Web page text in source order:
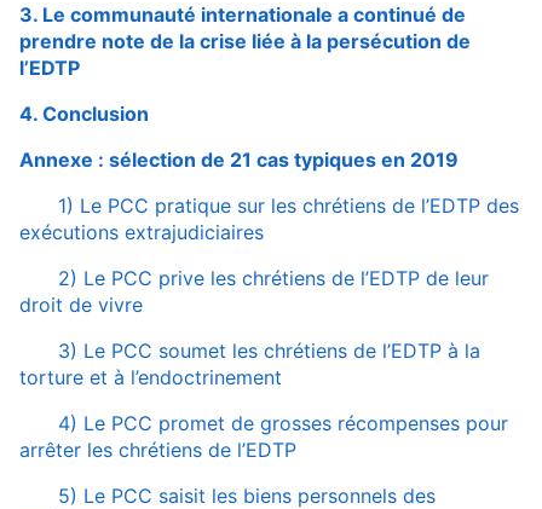
3. Le communauté internationale a continué de
prendre note de la crise liée à la persécution de
l’EDTP
4. Conclusion
Annexe : sélection de 21 cas typiques en 2019
1) Le PCC pratique sur les chrétiens de l’EDTP des
exécutions extrajudiciaires
2) Le PCC prive les chrétiens de l’EDTP de leur
droit de vivre
3) Le PCC soumet les chrétiens de l’EDTP à la
torture et à l’endoctrinement
4) Le PCC promet de grosses récompenses pour
arrêter les chrétiens de l’EDTP
5) Le PCC saisit les biens personnels des